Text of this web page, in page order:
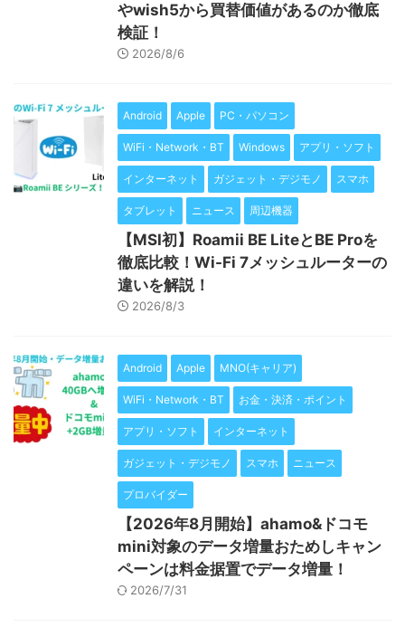
やwish5から買替価値があるのか徹底
検証！
2026/8/6
Android Apple PC・パソコン
WiFi・Network・BT Windows アプリ・ソフト
インターネット ガジェット・デジモノ スマホ
タブレット ニュース 周辺機器
【MSI初】Roamii BE LiteとBE Proを
徹底比較！Wi-Fi 7メッシュルーターの
違いを解説！
2026/8/3
Android Apple MNO(キャリア)
WiFi・Network・BT お金・決済・ポイント
アプリ・ソフト インターネット
ガジェット・デジモノ スマホ ニュース
プロバイダー
【2026年8月開始】ahamo&ドコモ
mini対象のデータ増量おためしキャン
ペーンは料金据置でデータ増量！
2026/7/31